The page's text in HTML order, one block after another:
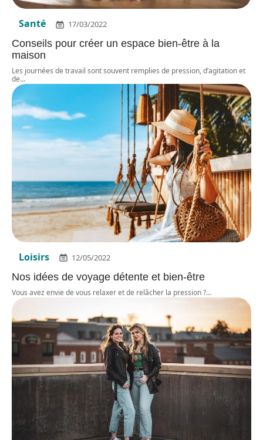
Santé 17/03/2022
Conseils pour créer un espace bien-être à la
maison
Les journées de travail sont souvent remplies de pression, d’agitation et
de…
Loisirs 12/05/2022
Nos idées de voyage détente et bien-être
Vous avez envie de vous relaxer et de relâcher la pression ?…